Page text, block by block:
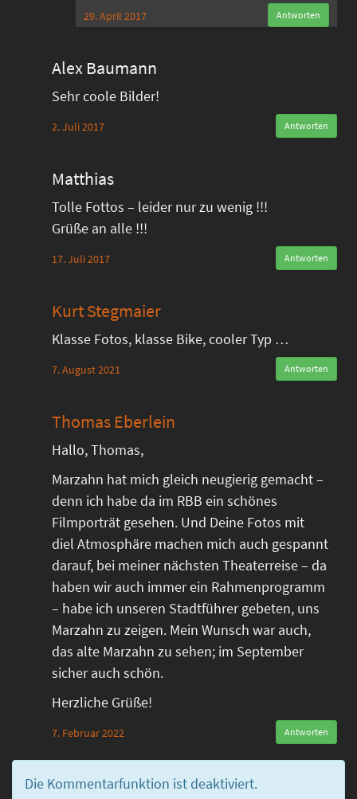
29. April 2017 Antworten
Alex Baumann
Sehr coole Bilder!
2. Juli 2017 Antworten
Matthias
Tolle Fottos – leider nur zu wenig !!!
Grüße an alle !!!
17. Juli 2017 Antworten
Kurt Stegmaier
Klasse Fotos, klasse Bike, cooler Typ …
7. August 2021 Antworten
Thomas Eberlein
Hallo, Thomas,
Marzahn hat mich gleich neugierig gemacht –
denn ich habe da im RBB ein schönes
Filmporträt gesehen. Und Deine Fotos mit
diel Atmosphäre machen mich auch gespannt
darauf, bei meiner nächsten Theaterreise – da
haben wir auch immer ein Rahmenprogramm
– habe ich unseren Stadtführer gebeten, uns
Marzahn zu zeigen. Mein Wunsch war auch,
das alte Marzahn zu sehen; im September
sicher auch schön.
Herzliche Grüße!
7. Februar 2022 Antworten
Die Kommentarfunktion ist deaktiviert.